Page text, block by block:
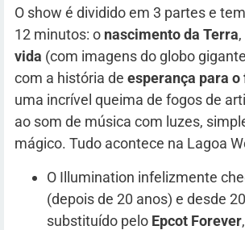
O show é dividido em 3 partes e
12 minutos: o nascimento da Terra
vida (com imagens do globo
com a história de esperança para o
uma incrível queima de fogos de
ao som de música com luzes,
mágico. Tudo acontece na Lagoa
O Illumination infelizmente
(depois de 20 anos) e desde
substituído pelo Epcot Forever